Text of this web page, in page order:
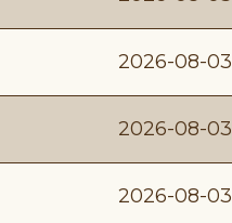
2026-08-03
2026-08-03
2026-08-03